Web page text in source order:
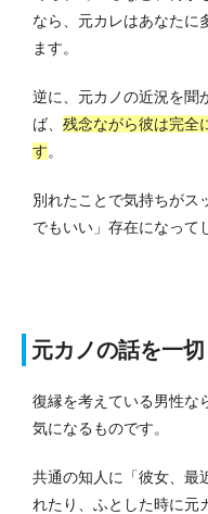
なら、元カレはあなたに
ます。
逆に、元カノの近況を聞
ば、 残念ながら彼は完全
す。
別れたことで気持ちがス
でもいい」存在になって
元カノの話を一
復縁を考えている男性な
気になるものです。
共通の知人に「彼女、最
れたり、ふとした時に元